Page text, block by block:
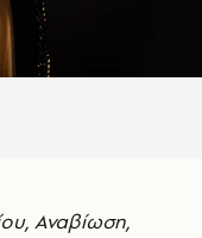
Αναβίωση,